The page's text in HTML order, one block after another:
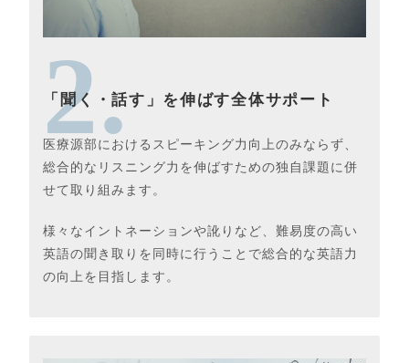
2.
「聞く・話す」を伸ばす全体サポート
医療源部におけるスピーキング力向上のみならず、
総合的なリスニング力を伸ばすための独自課題に併
せて取り組みます。
様々なイントネーションや訛りなど、難易度の高い
英語の聞き取りを同時に行うことで総合的な英語力
の向上を目指します。